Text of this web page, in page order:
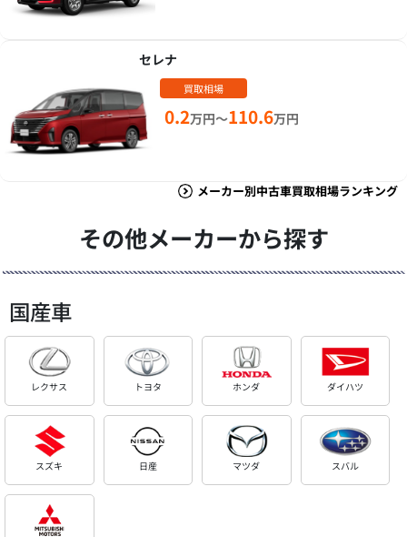
セレナ
買取相場
0.2万円～110.6万円
メーカー別中古車買取相場ランキング
その他メーカーから探す
国産車
レクサス トヨタ ホンダ ダイハツ
スズキ 日産 マツダ スバル